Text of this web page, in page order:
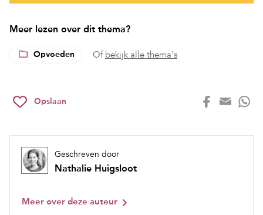
Meer lezen over dit thema?
Opvoeden Of bekijk alle thema's
Opslaan
Geschreven door
Nathalie Huigsloot
Meer over deze auteur